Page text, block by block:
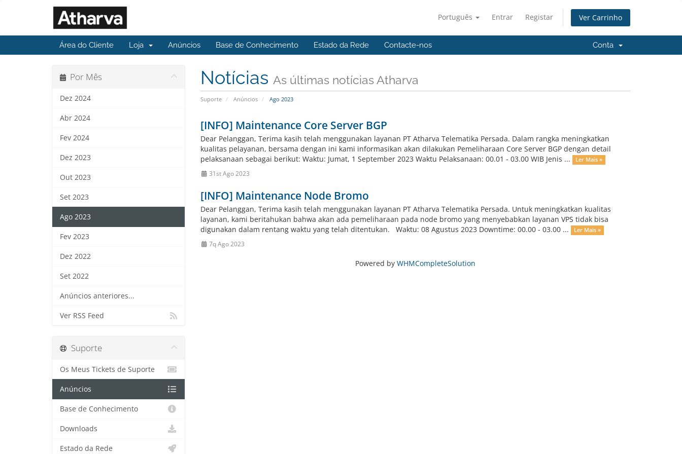
Português Entrar Registar Ver Carrinho
Área do Cliente Loja Anúncios Base de Conhecimento Estado da Rede Contacte-nos Conta
Notícias As últimas notícias Atharva
Suporte Anúncios Ago 2023
Por Mês
Dez 2024
Abr 2024
Fev 2024
Dez 2023
Out 2023
Set 2023
Ago 2023
Fev 2023
Dez 2022
Set 2022
Anúncios anteriores...
Ver RSS Feed
[INFO] Maintenance Core Server BGP
Dear Pelanggan, Terima kasih telah menggunakan layanan PT Atharva Telematika Persada. Dalam rangka meningkatkan
kualitas pelayanan, bersama dengan ini kami informasikan akan dilakukan Pemeliharaan Core Server BGP dengan detail
pelaksanaan sebagai berikut: Waktu: Jumat, 1 September 2023 Waktu Pelaksanaan: 00.01 - 03.00 WIB Jenis ...
Ler Mais »
31st Ago 2023
[INFO] Maintenance Node Bromo
Dear Pelanggan, Terima kasih telah menggunakan layanan PT Atharva Telematika Persada. Untuk meningkatkan kualitas
layanan, kami beritahukan bahwa akan ada pemeliharaan pada node bromo yang menyebabkan layanan VPS tidak bisa
digunakan dalam rentang waktu yang telah ditentukan. Waktu: 08 Agustus 2023 Downtime: 00.00 - 03.00 ...
Ler Mais »
7q Ago 2023
Powered by WHMCompleteSolution
Suporte
Os Meus Tickets de Suporte
Anúncios
Base de Conhecimento
Downloads
Estado da Rede